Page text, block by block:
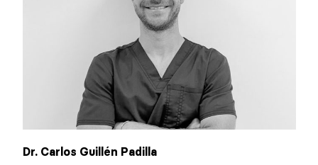
Dr. Carlos Guillén Padilla